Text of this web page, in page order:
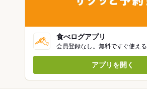
食べログアプリ
会員登録なし。無料ですぐ使える
アプリを開く